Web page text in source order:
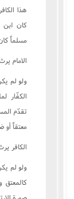
هذا
کان ابن
مسلماً
الامام
ولو لم
الکفّار
تقدّم
معتقاً أو
الکافر
ولو لم
کالمعتق